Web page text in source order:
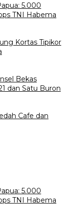
5.000
TNI Habema
Kortas Tipikor
Bekas
dan Satu Buron
Cafe dan
5.000
TNI Habema